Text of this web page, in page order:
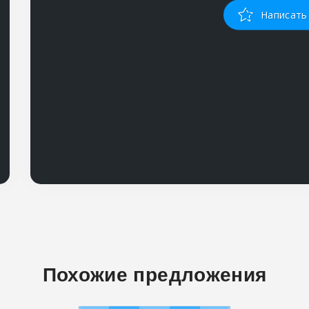
Похожие предложения